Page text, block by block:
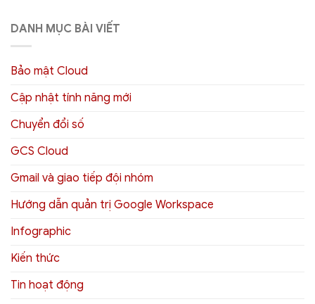
DANH MỤC BÀI VIẾT
Bảo mật Cloud
Cập nhật tính năng mới
Chuyển đổi số
GCS Cloud
Gmail và giao tiếp đội nhóm
Hướng dẫn quản trị Google Workspace
Infographic
Kiến thức
Tin hoạt động